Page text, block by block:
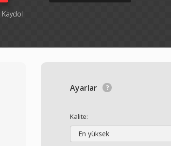
Kaydol
Ayarlar
Kalite:
En yüksek